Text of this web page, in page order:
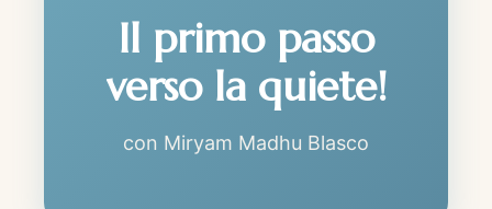
Il primo passo
verso la quiete!
con Miryam Madhu Blasco